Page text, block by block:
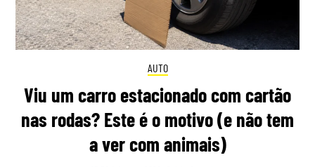
AUTO
Viu um carro estacionado com cartão
nas rodas? Este é o motivo (e não tem
a ver com animais)